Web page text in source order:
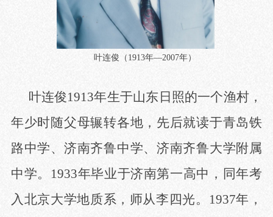
叶连俊（ 1913年—2007年）
叶连俊1913年生于山东日照的一个渔村，
年少时随父母辗转各地，先后就读于青岛铁
路中学、济南齐鲁中学、济南齐鲁大学附属
中学。 1933年毕业于济南第一高中，同年考
入北京大学地质系，师从李四光。1937年，